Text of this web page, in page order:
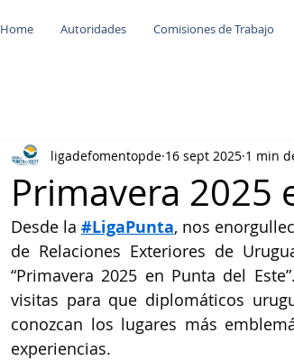
Home Autoridades Comisiones de Trabajo
Primavera 2025
ligadefomentopde 16 sept 2025 1 min
Desde la #LigaPunta, nos
de Relaciones Exteriores de
“Primavera 2025 en Punta del
visitas para que diplomáticos
conozcan los lugares más
experiencias.